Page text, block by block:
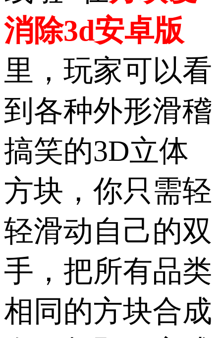
消除3d安卓版
里，玩家可以看
到各种外形滑稽
搞笑的3D立体
方块，你只需轻
轻滑动自己的双
手，把所有品类
相同的方块合成